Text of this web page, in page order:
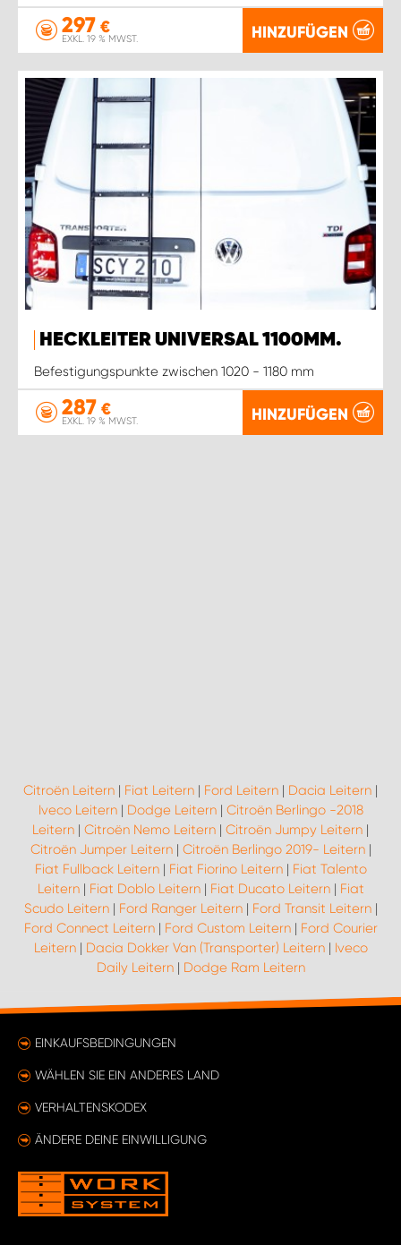
297 €
EXKL. 19 % MWST. HINZUFÜGEN
HECKLEITER UNIVERSAL 1100MM.
Befestigungspunkte zwischen 1020 - 1180 mm
287 €
EXKL. 19 % MWST. HINZUFÜGEN
Citroën Leitern | Fiat Leitern | Ford Leitern | Dacia Leitern |
Iveco Leitern| Dodge Leitern| Citroën Berlingo -2018
Leitern | Citroën Nemo Leitern | Citroën Jumpy Leitern |
Citroën Jumper Leitern| Citroën Berlingo 2019- Leitern|
Fiat Fullback Leitern| Fiat Fiorino Leitern| Fiat Talento
Leitern| Fiat Doblo Leitern| Fiat Ducato Leitern| Fiat
Scudo Leitern| Ford Ranger Leitern| Ford Transit Leitern|
Ford Connect Leitern| Ford Custom Leitern| Ford Courier
Leitern| Dacia Dokker Van (Transporter) Leitern| Iveco
Daily Leitern| Dodge Ram Leitern
EINKAUFSBEDINGUNGEN
WÄHLEN SIE EIN ANDERES LAND
VERHALTENSKODEX
ÄNDERE DEINE EINWILLIGUNG